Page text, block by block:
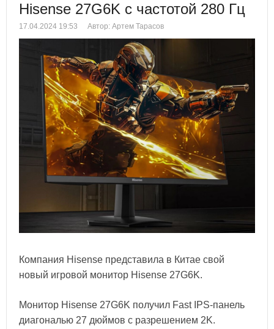
Hisense 27G6K с частотой 280 Гц
17.04.2024 19:53 Автор: Артем Тарасов
Компания Hisense представила в Китае свой
новый игровой монитор Hisense 27G6K.
Монитор Hisense 27G6K получил Fast IPS-панель
диагональю 27 дюймов с разрешением 2K.